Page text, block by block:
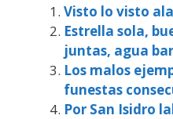
Visto lo visto
Estrella sola,
juntas, agua
Los malos
funestas
Por San Isidro